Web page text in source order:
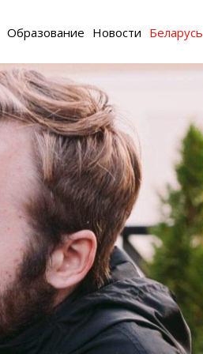
Образование Новости Беларусь